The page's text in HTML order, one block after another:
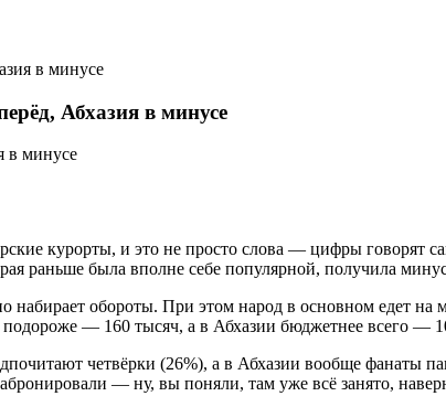
в минусе
Абхазия в минусе
курорты, и это не просто слова — цифры говорят
раньше была вполне себе популярной, получила
обороты. При этом народ в основном едет
— 160 тысяч, а в Абхазии бюджетнее всего —
четвёрки (26%), а в Абхазии вообще фанаты
— ну, вы поняли, там уже всё занято,